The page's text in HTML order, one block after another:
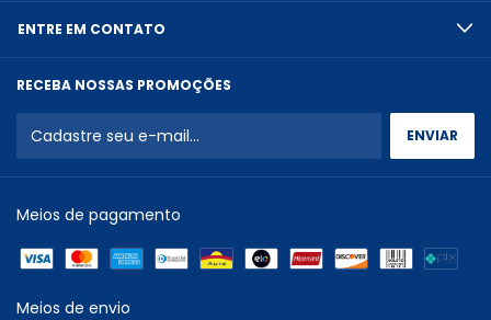
ENTRE EM CONTATO
RECEBA NOSSAS PROMOÇÕES
Meios de pagamento
Meios de envio